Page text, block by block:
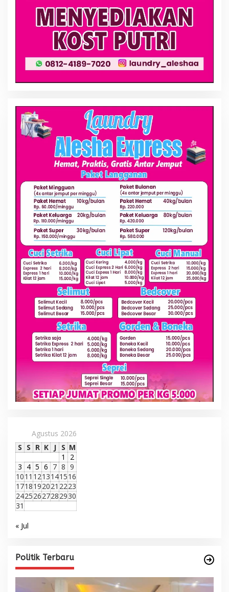
Agustus 2026
S S R K J S M
1
2
3 4 5 6 7 8 9
1011 1213141516
1718192021 2223
24252627282930
31
« Jul
Politik Terbaru